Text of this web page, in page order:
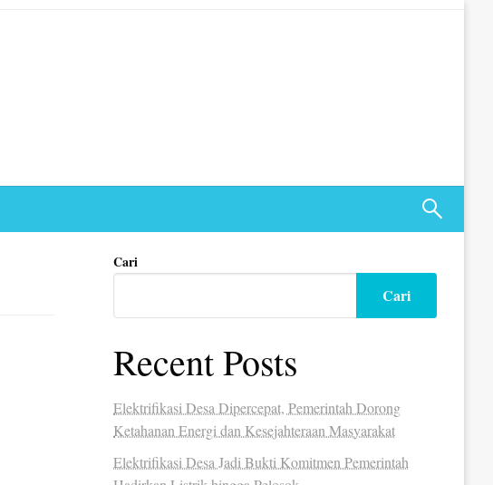
Cari
Cari
Recent Posts
Elektrifikasi Desa Dipercepat, Pemerintah Dorong
Ketahanan Energi dan Kesejahteraan Masyarakat
Elektrifikasi Desa Jadi Bukti Komitmen Pemerintah